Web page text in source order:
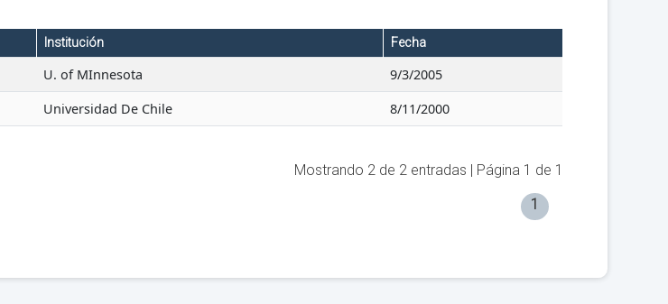
Institución Fecha
U. of MInnesota
9/3/2005
Universidad De Chile 8/11/2000
Mostrando 2 de 2 entradas | Página 1 de 1
1